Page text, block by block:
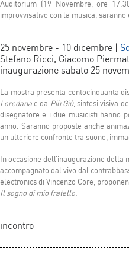
Auditorium (19 Novembre, ore
improvvisativo con la musica, saranno
25 novembre - 10 dicembre |
Stefano Ricci, Giacomo
inaugurazione sabato 25
La mostra presenta centocinquanta
Loredana e da Più Giù, sintesi visiva
disegnatore e i due musicisti hanno
anno. Saranno proposte anche
un ulteriore confronto tra suono,
In occasione dell’inaugurazione della
accompagnato dal vivo dal
electronics di Vincenzo Core,
Il sogno di mio fratello.
incontro